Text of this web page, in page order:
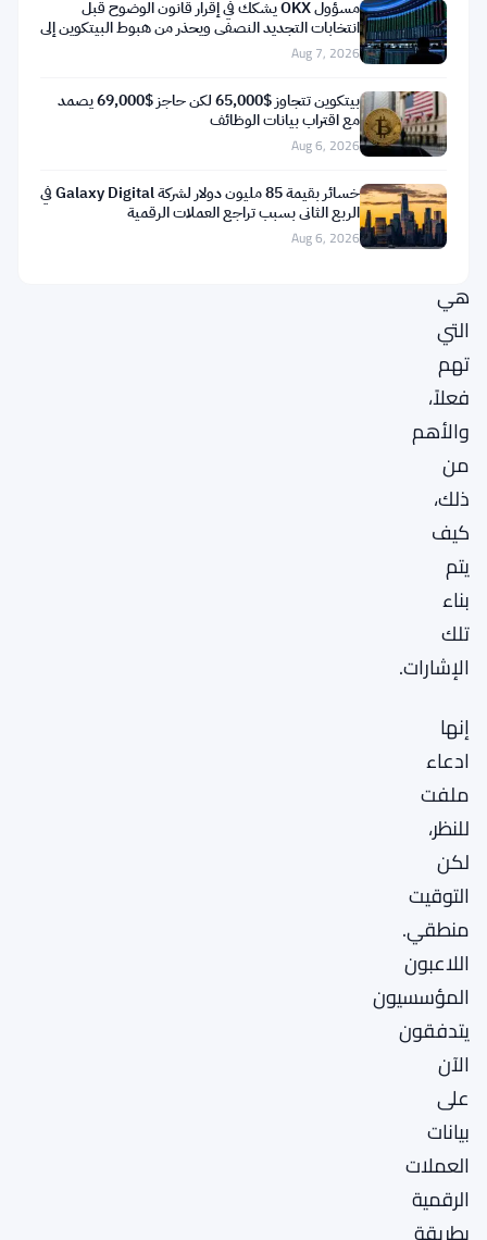
قيمة
لها
يعرف
المستثمرون
هي
التي
تهم
فعلاً،
والأهم
من
ذلك،
كيف
يتم
بناء
تلك
الإشارات.
إنها
ادعاء
ملفت
للنظر،
لكن
التوقيت
منطقي.
اللاعبون
المؤسسيون
يتدفقون
الآن
على
بيانات
العملات
الرقمية
بطريقة
مسؤول OKX يشكك في إقرار قانون الوضوح قبل
انتخابات التجديد النصفي ويحذر من هبوط البيتكوين إلى
55 ألف دولار
Aug 7, 2026
بيتكوين تتجاوز $65,000 لكن حاجز $69,000 يصمد
مع اقتراب بيانات الوظائف
Aug 6, 2026
خسائر بقيمة 85 مليون دولار لشركة Galaxy Digital في
الربع الثاني بسبب تراجع العملات الرقمية
Aug 6, 2026